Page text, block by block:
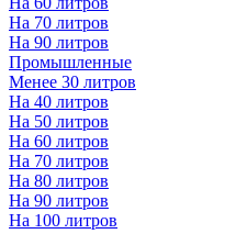
На 70 литров
На 90 литров
Промышленные
Менее 30 литров
На 40 литров
На 50 литров
На 60 литров
На 70 литров
На 80 литров
На 90 литров
На 100 литров